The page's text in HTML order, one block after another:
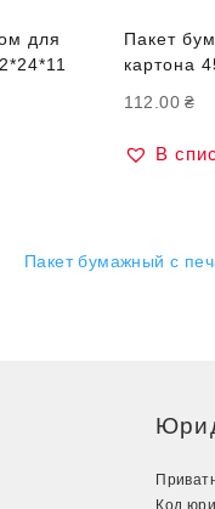
для
Пакет
картона
112.00₴
В
Пакет бумажный с